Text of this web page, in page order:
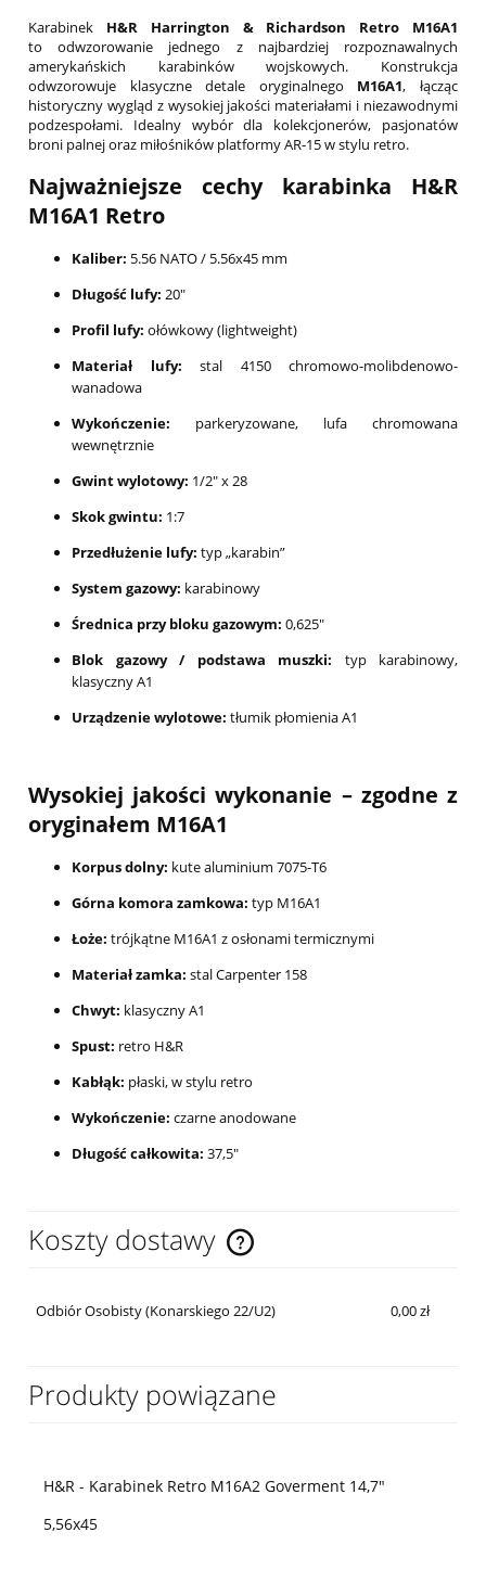
Karabinek H&R Harrington & Richardson Retro M16A1
to odwzorowanie jednego z najbardziej rozpoznawalnych
amerykańskich karabinków wojskowych. Konstrukcja
odwzorowuje klasyczne detale oryginalnego M16A1, łącząc
historyczny wygląd z wysokiej jakości materiałami i niezawodnymi
podzespołami. Idealny wybór dla kolekcjonerów, pasjonatów
broni palnej oraz miłośników platformy AR-15 w stylu retro.
Najważniejsze cechy karabinka H&R
M16A1 Retro
Kaliber: 5.56 NATO / 5.56x45 mm
Długość lufy: 20"
Profil lufy: ołówkowy (lightweight)
Materiał lufy: stal 4150 chromowo-molibdenowo-
wanadowa
Wykończenie: parkeryzowane, lufa chromowana
wewnętrznie
Gwint wylotowy: 1/2" x 28
Skok gwintu: 1:7
Przedłużenie lufy: typ „karabin”
System gazowy: karabinowy
Średnica przy bloku gazowym: 0,625"
Blok gazowy / podstawa muszki: typ karabinowy,
klasyczny A1
Urządzenie wylotowe: tłumik płomienia A1
Wysokiej jakości wykonanie – zgodne z
oryginałem M16A1
Korpus dolny: kute aluminium 7075-T6
Górna komora zamkowa: typ M16A1
Łoże: trójkątne M16A1 z osłonami termicznymi
Materiał zamka: stal Carpenter 158
Chwyt: klasyczny A1
Spust: retro H&R
Kabłąk: płaski, w stylu retro
Wykończenie: czarne anodowane
Długość całkowita: 37,5"
Koszty dostawy
Cena nie zawiera ewentualnych kosztów płatności
Odbiór Osobisty (Konarskiego 22/U2) 0,00 zł
Produkty powiązane
H&R - Karabinek Retro M16A2 Goverment 14,7"
5,56x45